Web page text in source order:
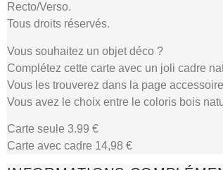
Recto/Verso.
Tous droits réservés.
Vous souhaitez un objet déco ?
Complétez cette carte avec un joli cadre
Vous les trouverez dans la page
Vous avez le choix entre le coloris bois
Carte seule 3.99 €
Carte avec cadre 14,98 €